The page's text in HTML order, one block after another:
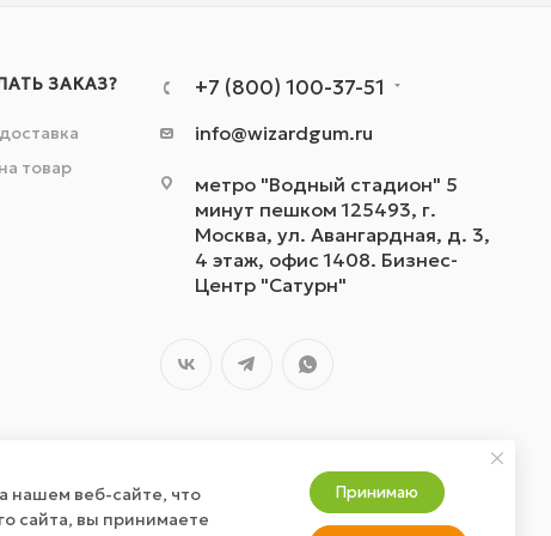
ЗАКАЗ?
товар
+7 (800) 100-37-51
info@wizardgum.ru
метро "Водный стадион" 5
минут пешком 125493, г.
Москва, ул. Авангардная, д. 3,
4 этаж, офис 1408. Бизнес-
Центр "Сатурн"
нашем веб-сайте, что
сайта, вы принимаете
Принимаю